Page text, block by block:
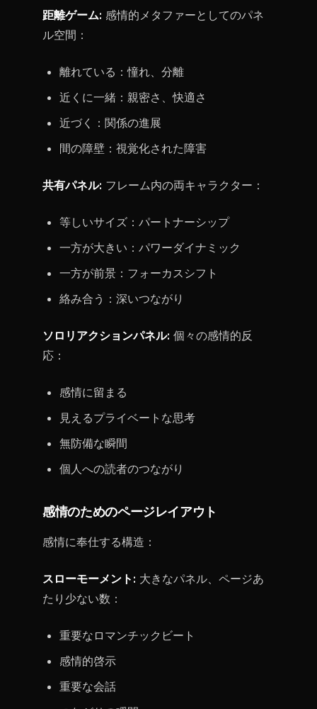
距離ゲーム: 感情的メタファーとしてのパネ
ル空間：
離れている：憧れ、分離
近くに一緒：親密さ、快適さ
近づく：関係の進展
間の障壁：視覚化された障害
共有パネル: フレーム内の両キャラクター：
等しいサイズ：パートナーシップ
一方が大きい：パワーダイナミック
一方が前景：フォーカスシフト
絡み合う：深いつながり
ソロリアクションパネル: 個々の感情的反
応：
感情に留まる
見えるプライベートな思考
無防備な瞬間
個人への読者のつながり
感情のためのページレイアウト
感情に奉仕する構造：
スローモーメント: 大きなパネル、ページあ
たり少ない数：
重要なロマンチックビート
感情的啓示
重要な会話